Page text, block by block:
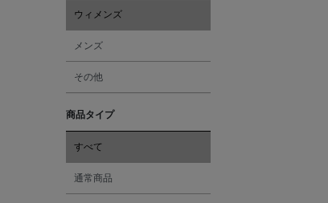
ウィメンズ
メンズ
その他
商品タイプ
すべて
通常商品